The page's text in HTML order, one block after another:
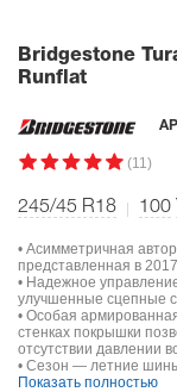
Bridgestone
Runflat
(11)
245/45 R18 100
• Асимметричная
представленная в 2017
• Надежное
улучшенные сцепные
• Особая
стенках покрышки
отсутствии давлении
• Сезон — летние
Показать полностью